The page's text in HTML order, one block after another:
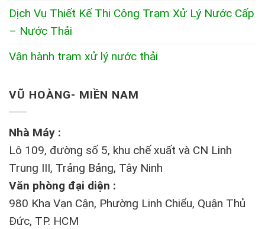
Dịch Vụ Thiết Kế Thi Công Trạm Xử Lý Nước Cấp
– Nước Thải
Vận hành trạm xử lý nước thải
VŨ HOÀNG- MIỀN NAM
Nhà Máy :
Lô 109, đường số 5, khu chế xuất và CN Linh
Trung III, Trảng Bảng, Tây Ninh
Văn phòng đại diện :
980 Kha Vạn Cận, Phường Linh Chiểu, Quận Thủ
Đức, TP. HCM